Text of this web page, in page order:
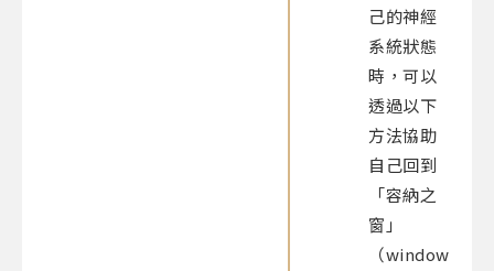
己的神經
系統狀態
時，可以
透過以下
方法協助
自己回到
「容納之
窗」
（window